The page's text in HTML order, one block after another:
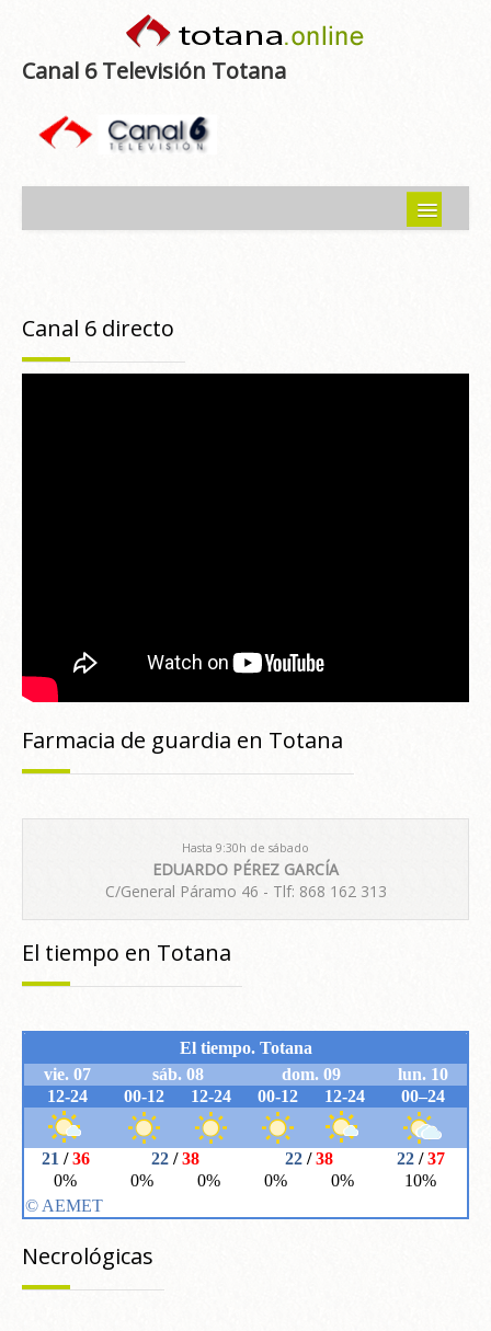
Canal 6 Televisión Totana
Programas emitidos
Necrológicas
Canal 6 directo
Farmacia de guardia en Totana
Hasta 9:30h de sábado
EDUARDO PÉREZ GARCÍA
C/General Páramo 46 - Tlf: 868 162 313
El tiempo en Totana